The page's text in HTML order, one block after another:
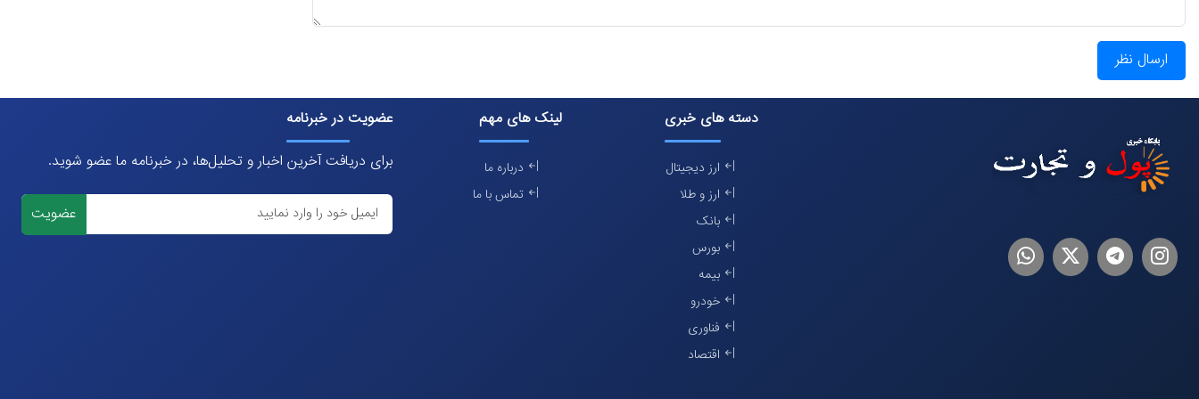
ارسال نظر
اینستاگرام
تلگرام توییترلینکدین
دسته های خبری
ارز دیجیتال
ارز و طلا
بانک
بورس
بیمه
خودرو
فناوری
اقتصاد
لینک های مهم
درباره ما
تماس با ما
عضویت در خبرنامه
برای دریافت آخرین اخبار و تحلیل‌ها، در خبرنامه ما عضو شوید.
عضویت